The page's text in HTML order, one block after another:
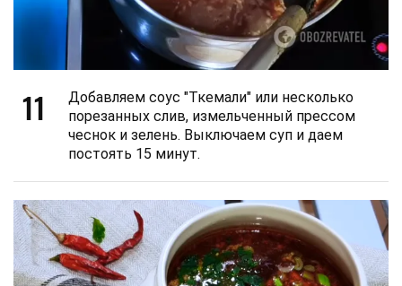
11
Добавляем соус "Ткемали" или несколько
порезанных слив, измельченный прессом
чеснок и зелень. Выключаем суп и даем
постоять 15 минут.